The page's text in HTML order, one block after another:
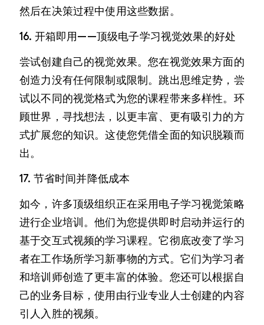
然后在决策过程中使用这些数据。
16. 开箱即用——顶级电子学习视觉效果的好处
尝试创建自己的视觉效果。您在视觉效果方面的
创造力没有任何限制或限制。跳出思维定势，尝
试以不同的视觉格式为您的课程带来多样性。环
顾世界，寻找想法，以更丰富、更有吸引力的方
式扩展您的知识。这使您凭借全面的知识脱颖而
出。
17. 节省时间并降低成本
如今，许多顶级组织正在采用电子学习视觉策略
进行企业培训。他们为您提供即时启动并运行的
基于交互式视频的学习课程。它彻底改变了学习
者在工作场所学习新事物的方式。它们为学习者
和培训师创造了更丰富的体验。您还可以根据自
己的业务目标，使用由行业专业人士创建的内容
引人入胜的视频。